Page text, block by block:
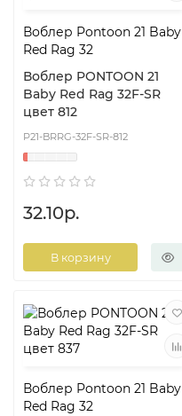
Воблер Pontoon 21 Baby
Red Rag 32
Воблер PONTOON 21
Baby Red Rag 32F-SR
цвет 812
P21-BRRG-32F-SR-812
32.10р.
В корзину
Воблер Pontoon 21 Baby
Red Rag 32